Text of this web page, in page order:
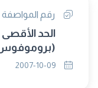
رقم المواصفة 2074 / 1992
الحد الأقصى